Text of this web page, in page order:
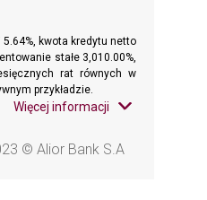
kwota kredytu netto
stałe 3,010.00%,
rat równych w
przykładzie.
Więcej informacji
© Alior Bank S.A